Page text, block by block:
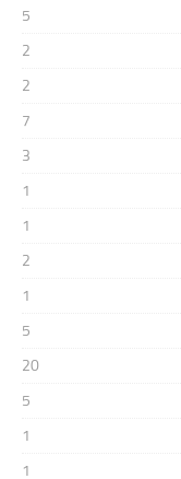
5
2
2
7
3
1
1
2
1
5
20
5
1
1